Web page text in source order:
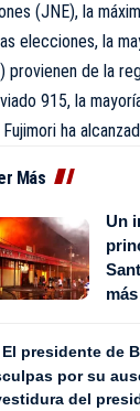
(JNE), la
elecciones, la
provienen de la
915, la
ha
Más
Un
El presidente de
por su
del